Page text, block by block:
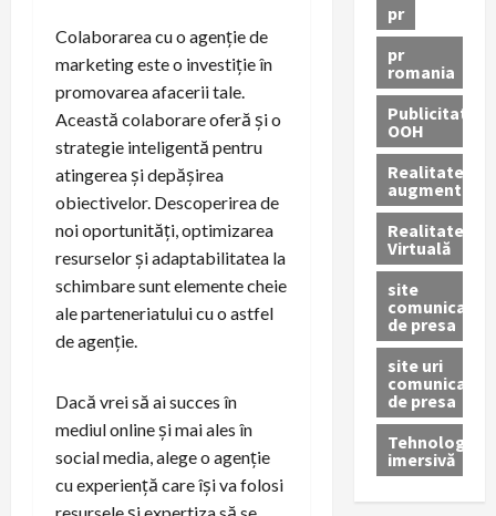
Colaborarea cu o agenție de
marketing este o investiție în
promovarea afacerii tale.
Această colaborare oferă și o
strategie inteligentă pentru
atingerea și depășirea
obiectivelor. Descoperirea de
noi oportunități, optimizarea
resurselor și adaptabilitatea la
schimbare sunt elemente cheie
ale parteneriatului cu o astfel
de agenție.
Dacă vrei să ai succes în
mediul online și mai ales în
social media, alege o agenție
cu experiență care își va folosi
resursele și expertiza să se
pr
pr
romania
Publicitate
OOH
Realitatea
augmentată
Realitatea
Virtuală
site
comunicate
de presa
site uri
comunicate
de presa
Tehnologie
imersivă